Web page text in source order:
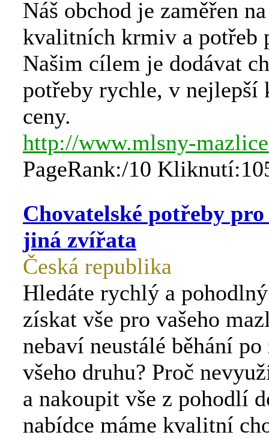
Náš obchod je zaměřen
kvalitních krmiv a potřeb
Našim cílem je dodávat
potřeby rychle, v nejlepší
ceny.
http://www.mlsny-
PageRank:/10
Chovatelské potřeby
jiná zvířata
Česká republika
Hledáte rychlý a
získat vše pro vašeho
nebaví neustálé běhání
všeho druhu? Proč
a nakoupit vše z pohodlí
nabídce máme kvalitní